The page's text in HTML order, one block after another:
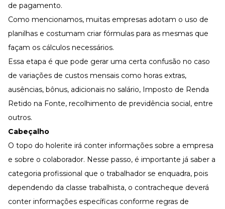
de pagamento.
Como mencionamos, muitas empresas adotam o uso de
planilhas e costumam criar fórmulas para as mesmas que
façam os cálculos necessários.
Essa etapa é que pode gerar uma certa confusão no caso
de variações de custos mensais como horas extras,
ausências, bônus, adicionais no salário, Imposto de Renda
Retido na Fonte, recolhimento de previdência social, entre
outros.
Cabeçalho
O topo do holerite irá conter informações sobre a empresa
e sobre o colaborador. Nesse passo, é importante já saber a
categoria profissional que o trabalhador se enquadra, pois
dependendo da classe trabalhista, o contracheque deverá
conter informações específicas conforme regras de